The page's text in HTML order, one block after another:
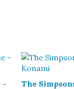
-
The